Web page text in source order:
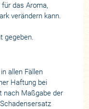
das Aroma,
verändern kann.
gegeben.
allen Fällen
Haftung bei
nach Maßgabe der